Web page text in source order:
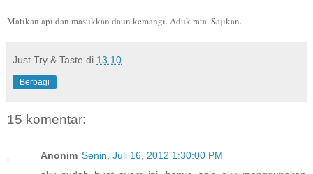
Matikan api dan masukkan daun kemangi. Aduk rata. Sajikan.
Just Try & Taste di 13.10
Berbagi
15 komentar:
Anonim Senin, Juli 16, 2012 1:30:00 PM